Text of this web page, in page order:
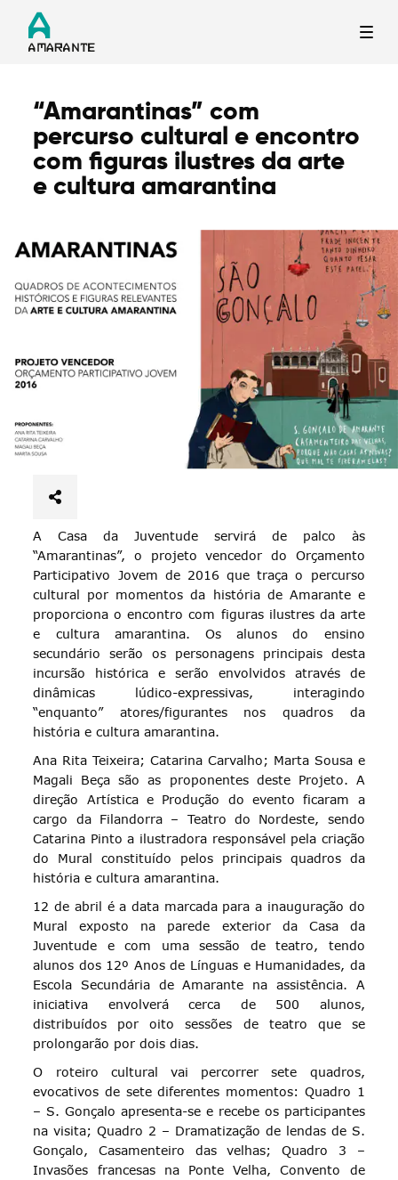
Termo de Pesquisa
Categorias gerais
“Amarantinas” com
percurso cultural e encontro
com figuras ilustres da arte
e cultura amarantina
A Casa da Juventude servirá de palco às
“Amarantinas”, o projeto vencedor do Orçamento
Participativo Jovem de 2016 que traça o percurso
cultural por momentos da história de Amarante e
proporciona o encontro com figuras ilustres da arte
e cultura amarantina. Os alunos do ensino
secundário serão os personagens principais desta
incursão histórica e serão envolvidos através de
dinâmicas lúdico-expressivas, interagindo
“enquanto” atores/figurantes nos quadros da
história e cultura amarantina.
Ana Rita Teixeira; Catarina Carvalho; Marta Sousa e
Magali Beça são as proponentes deste Projeto. A
direção Artística e Produção do evento ficaram a
cargo da Filandorra – Teatro do Nordeste, sendo
Catarina Pinto a ilustradora responsável pela criação
do Mural constituído pelos principais quadros da
história e cultura amarantina.
12 de abril é a data marcada para a inauguração do
Mural exposto na parede exterior da Casa da
Juventude e com uma sessão de teatro, tendo
alunos dos 12º Anos de Línguas e Humanidades, da
Escola Secundária de Amarante na assistência. A
iniciativa envolverá cerca de 500 alunos,
distribuídos por oito sessões de teatro que se
prolongarão por dois dias.
O roteiro cultural vai percorrer sete quadros,
evocativos de sete diferentes momentos: Quadro 1
– S. Gonçalo apresenta-se e recebe os participantes
na visita; Quadro 2 – Dramatização de lendas de S.
Gonçalo, Casamenteiro das velhas; Quadro 3 –
Invasões francesas na Ponte Velha, Convento de